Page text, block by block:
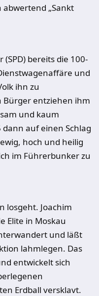
„Sankt
bereits die 100-
und
ihn zu
Bürger entziehen ihm
und kaum
auf einen Schlag
hoch und heilig
im Führerbunker zu
losgeht. Joachim
Elite in Moskau
und läßt
lahmlegen. Das
entwickelt sich
Erdball versklavt.